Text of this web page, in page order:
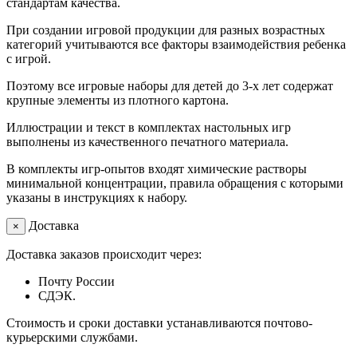
При создании игровой продукции для разных возрастных
категорий учитываются все факторы взаимодействия ребенка
с игрой.
Поэтому все игровые наборы для детей до 3-х лет содержат
крупные элементы из плотного картона.
Иллюстрации и текст в комплектах настольных игр
выполнены из качественного печатного материала.
В комплекты игр-опытов входят химические растворы
минимальной концентрации, правила обращения с которыми
указаны в инструкциях к набору.
× Доставка
Доставка заказов происходит через:
Почту России
СДЭК.
Стоимость и сроки доставки устанавливаются почтово-
курьерскими службами.